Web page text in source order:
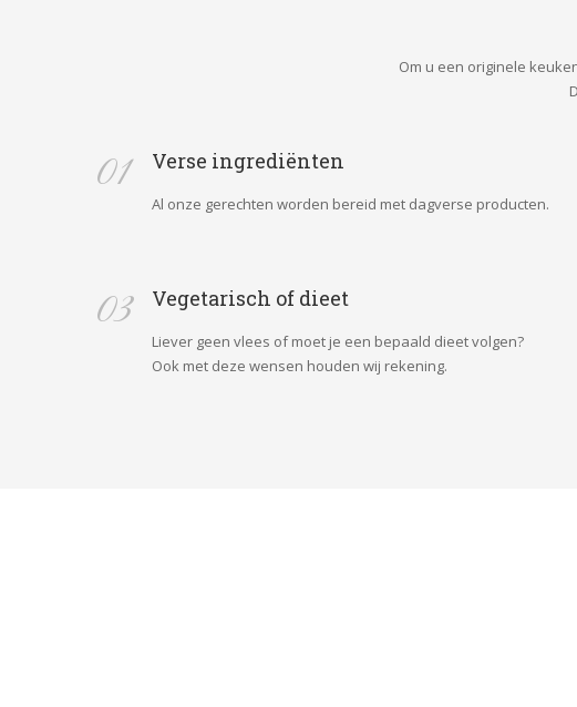
Om u een ​​originele
01 Verse ingrediënten
Al onze gerechten worden bereid met dagverse producten.
03 Vegetarisch of dieet
Liever geen vlees of moet je een bepaald dieet volgen?
Ook met deze wensen houden wij rekening.